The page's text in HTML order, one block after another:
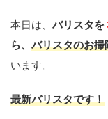
本日は、 バリスタを
ら、 バリスタのお
います。
最新バリスタです！